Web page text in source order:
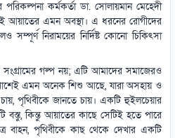
পরিকল্পনা কর্মকর্তা ডা. সোলায়মান মেহেদী
আয়াতের এমন অবস্থা। এ ধরনের রোগীদের
সম্পূর্ণ নিরাময়ের নির্দিষ্ট কোনো চিকিৎসা
গল্প নয়; এটি আমাদের সমাজেরও
এমন অনেক শিশু আছে, যারা অসহায় ও
পৃথিবীকে জানতে চায়। একটি হুইলচেয়ার
কিন্তু আয়াতের কাছে সেটিই হতে পারে
বাহন, পৃথিবীকে কাছ থেকে দেখার একটি